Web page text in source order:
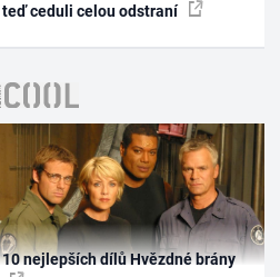
teď ceduli celou odstraní
10 nejlepších dílů Hvězdné brány